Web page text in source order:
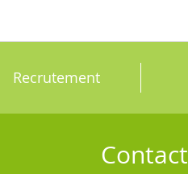
Recrutement
Contact